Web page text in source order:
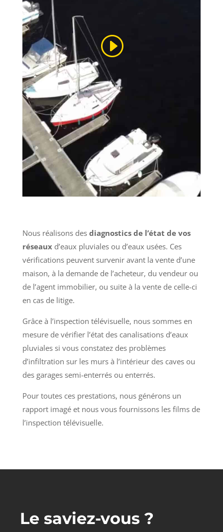
Nous réalisons des diagnostics de l’état de vos
réseauxd’eaux pluviales ou d’eaux usées. Ces
vérifications peuvent survenir avant la vente d’une
maison, à la demande de l’acheteur, du vendeur ou
de l’agent immobilier, ou suite à la vente de celle-ci
en cas de litige.
Grâce à l’inspection télévisuelle, nous sommes en
mesure de vérifier l’état des canalisations d’eaux
pluviales si vous constatez des problèmes
d’infiltration sur les murs à l’intérieur des caves ou
des garages semi-enterrés ou enterrés.
Pour toutes ces prestations, nous générons un
rapport imagé et nous vous fournissons les films de
l’inspection télévisuelle.
Le saviez-vous ?